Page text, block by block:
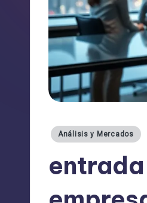
Publicado
Análisis y Mercados